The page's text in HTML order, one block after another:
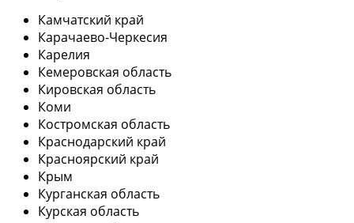
Камчатский край
Карачаево-Черкесия
Карелия
Кемеровская область
Кировская область
Коми
Костромская область
Краснодарский край
Красноярский край
Крым
Курганская область
Курская область